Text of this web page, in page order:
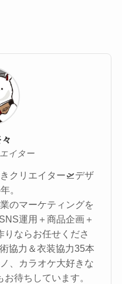
イター
クリエイター🛫デザ
。
のマーケティングを
運用＋商品企画＋
りならお任せくださ
協力＆衣装協力35本
、カラオケ大好きな
待ちしています。